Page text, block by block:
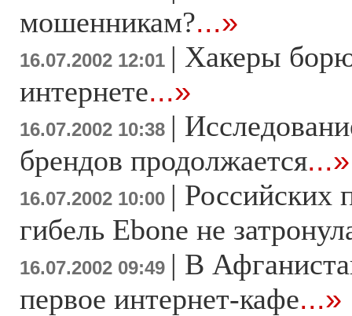
мошенникам?...»
16.07.2002 12:01 | Хакеры
интернете...»
16.07.2002 10:38 |
брендов продолжается...»
16.07.2002 10:00 | Российских
гибель Ebone не
16.07.2002 09:49 | В
первое интернет-кафе...»